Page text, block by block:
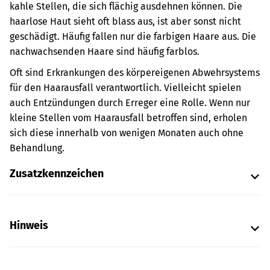
kahle Stellen, die sich flächig ausdehnen können. Die
haarlose Haut sieht oft blass aus, ist aber sonst nicht
geschädigt. Häufig fallen nur die farbigen Haare aus. Die
nachwachsenden Haare sind häufig farblos.
Oft sind Erkrankungen des körpereigenen Abwehrsystems
für den Haarausfall verantwortlich. Vielleicht spielen
auch Entzündungen durch Erreger eine Rolle. Wenn nur
kleine Stellen vom Haarausfall betroffen sind, erholen
sich diese innerhalb von wenigen Monaten auch ohne
Behandlung.
Zusatzkennzeichen
Hinweis